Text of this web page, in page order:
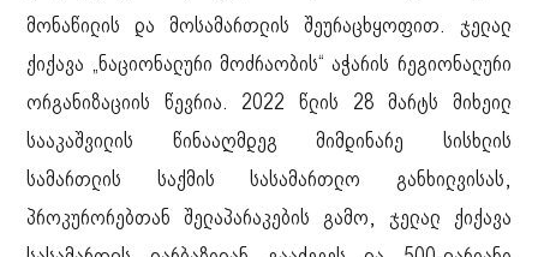
მონაწილის და მოსამართლის შეურაცხყოფით. ჯელალ
ქიქავა „ნაციონალური მოძრაობის“ აჭარის რეგიონალური
ორგანიზაციის წევრია. 2022 წლის 28 მარტს მიხეილ
სააკაშვილის წინააღმდეგ მიმდინარე სისხლის
სამართლის საქმის სასამართლო განხილვისას,
პროკურორებთან შელაპარაკების გამო, ჯელალ ქიქავა